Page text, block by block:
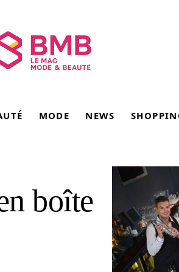
MODE NEWS
boîte